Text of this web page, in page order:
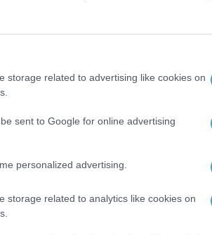
storage related to advertising like cookies on
sent to Google for online advertising
personalized advertising.
storage related to analytics like cookies on